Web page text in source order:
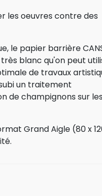
les oeuvres contre des
le papier barrière
blanc qu'on peut
de travaux
un traitement
de champignons sur les
Grand Aigle (80 x